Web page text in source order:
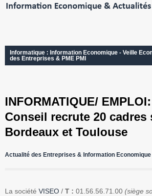
Informatique : Information Economique - Veille
des Entreprises & PME PMI
INFORMATIQUE/
Conseil recrute 20 cadres
Bordeaux et Toulouse
Actualité des Entreprises & Information Economique
La société VISEO / T : 01.56.56.71.00 (siège